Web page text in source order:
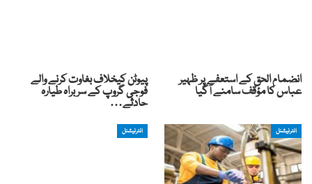
انضمام الحق کے استعفے پر ظہیر
عباس کا مؤقف سامنے آگیا
پیوٹن کیخلاف بغاوت کرنے والے
فوجی گروپ کے سربراہ طیارہ
حادثے…
انٹرنیشنل انٹرنیشنل